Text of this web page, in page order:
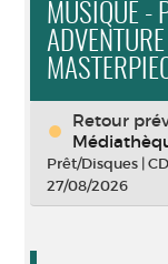
MUSIQUE -
Retour
Prêt/Disques |
27/08/2026